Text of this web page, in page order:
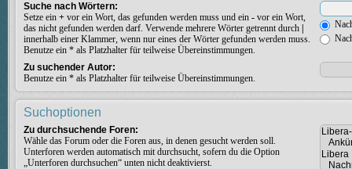
Suche nach Wörtern:
Setze ein + vor ein Wort, das gefunden werden muss und ein - vor ein Wort,
das nicht gefunden werden darf. Verwende mehrere Wörter getrennt durch
innerhalb einer Klammer, wenn nur eines der Wörter gefunden werden muss.
Benutze ein * als Platzhalter für teilweise Übereinstimmungen.
Zu suchender Autor:
Benutze ein * als Platzhalter für teilweise Übereinstimmungen.
Suchoptionen
Zu durchsuchende Foren:
Wähle das Forum oder die Foren aus, in denen gesucht werden soll.
Unterforen werden automatisch mit durchsucht, sofern du die Option
„Unterforen durchsuchen“ unten nicht deaktivierst.